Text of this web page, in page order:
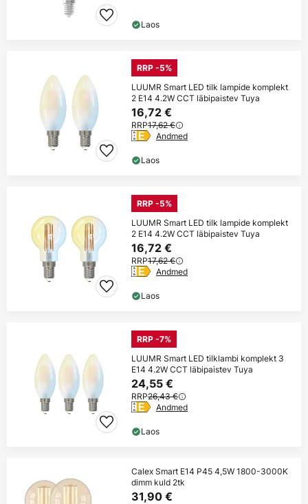
Laos
RRP -5%
LUUMR Smart LED tilk lampide komplekt
2 E14 4.2W CCT läbipaistev Tuya
16,72 €
RRP17,62 €
Andmed
Laos
RRP -5%
LUUMR Smart LED tilk lampide komplekt
2 E14 4.2W CCT läbipaistev Tuya
16,72 €
RRP17,62 €
Andmed
Laos
RRP -7%
LUUMR Smart LED tilklambi komplekt 3
E14 4.2W CCT läbipaistev Tuya
24,55 €
RRP26,43 €
Andmed
Laos
Calex Smart E14 P45 4,5W 1800-3000K
dimm kuld 2tk
31,90 €